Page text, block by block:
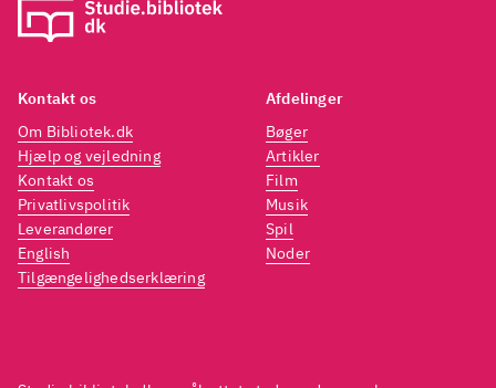
Kontakt os
Om Bibliotek.dk
Hjælp og vejledning
Kontakt os
Privatlivspolitik
Leverandører
English
Tilgængelighedserklæring
Afdelinger
Bøger
Artikler
Film
Musik
Spil
Noder